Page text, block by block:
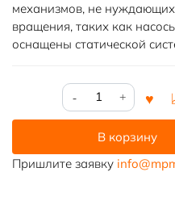
механизмов, не
вращения, таких как
оснащены статической
Количество
товара
10
В корзину
Пришлите заявку